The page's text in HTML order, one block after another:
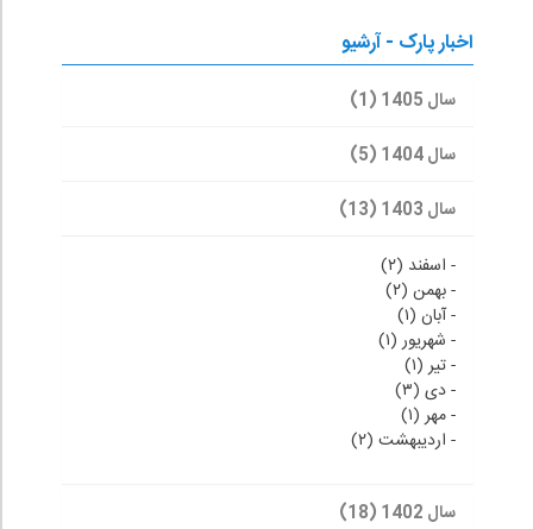
اخبار پارک - آرشیو
سال 1405 (1)
سال 1404 (5)
سال 1403 (13)
- اسفند (۲)
-بهمن (۲)
-آبان (۱)
- شهریور (۱)
-تیر (۱)
-دی (۳)
-مهر (۱)
- اردیبهشت (۲)
سال 1402 (18)